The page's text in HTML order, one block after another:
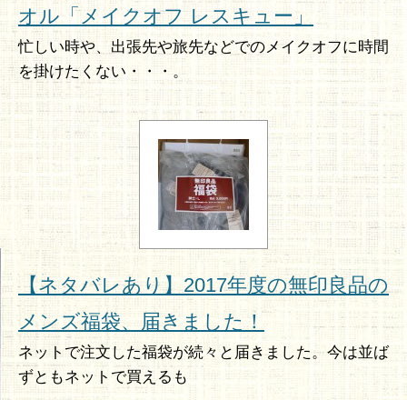
オル「メイクオフ レスキュー」
忙しい時や、出張先や旅先などでのメイクオフに時間
を掛けたくない・・・。
【ネタバレあり】2017年度の無印良品の
メンズ福袋、届きました！
ネットで注文した福袋が続々と届きました。今は並ば
ずともネットで買えるも